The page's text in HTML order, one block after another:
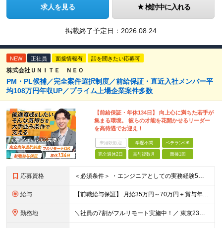
求人を見る 検討中に入れる
掲載終了予定日： 2026.08.24
NEW 正社員 面接情報有 話を聞きたい応募可
株式会社ＵＮＩＴＥ ＮＥＯ
PM・PL候補／完全案件選択制度／前給保証・直近入社メンバー平
均108万円年収UP／プライム上場企業案件多数
【前給保証・年休134日】 向上心に満ちた若手が
集まる環境。 彼らの才能を花開かせるリーダー
を高待遇でお迎え！
未経験歓迎 学歴不問 ベテランOK
完全週休2日 賞与複数月 面接1回
応募資格 ＜必須条件＞ ・エンジニアとしての実務経験5年以上 ＜尚可条件＞ ・PM、PL経験 ・後輩指導やチームリーダーなど、何らかのリード経験 ※リーダー未経験の方のご応募も大歓迎です！ポテンシャル採用を
給与 【前職給与保証】 月給35万円～70万円＋賞与年2回＋各種手当 ※前職の給与・スキル・経験を考慮の上、決定いたします。 ※月給には固定残業代（月30時間分／5万円～10万円）を含みます。超過分は別途
勤務地 ＼社員の7割がフルリモート実施中！／ 東京23区内など1都3県を中心としたプロジェクト先での勤務となります。 ※勤務地は希望を考慮します ≪本社≫ 東京都渋谷区恵比寿南1丁目3番7号 隅越ビル5階